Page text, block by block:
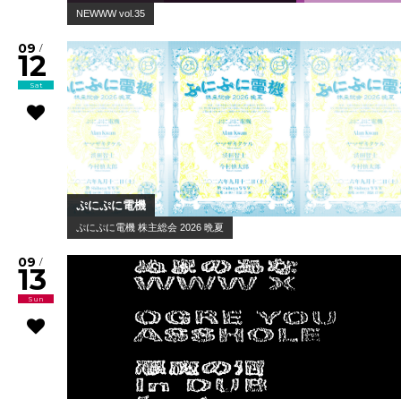
NEWWW vol.35
09 /
12
Sat
ぷにぷに電機
ぷにぷに電機 株主総会 2026 晩夏
09 /
13
Sun